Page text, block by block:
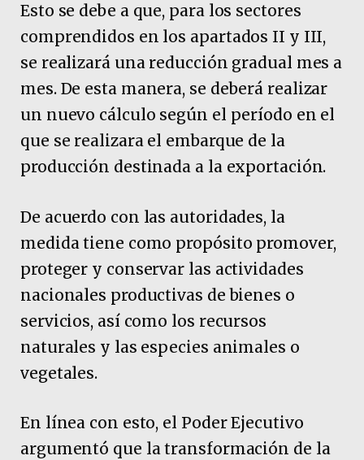
Esto se debe a que, para los sectores
comprendidos en los apartados II y III,
se realizará una reducción gradual mes a
mes. De esta manera, se deberá realizar
un nuevo cálculo según el período en el
que se realizara el embarque de la
producción destinada a la exportación.
De acuerdo con las autoridades, la
medida tiene como propósito promover,
proteger y conservar las actividades
nacionales productivas de bienes o
servicios, así como los recursos
naturales y las especies animales o
vegetales.
En línea con esto, el Poder Ejecutivo
argumentó que la transformación de la